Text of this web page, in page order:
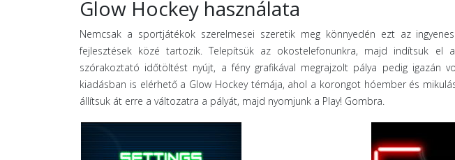
Glow Hockey használata
Nemcsak a sportjátékok szerelmesei szeretik meg könnyedén ezt az
fejlesztések közé tartozik. Telepítsük az okostelefonunkra, majd indítsuk el
szórakoztató időtöltést nyújt, a fény grafikával megrajzolt pálya pedig igazán
kiadásban is elérhető a Glow Hockey témája, ahol a korongot hóember és
állítsuk át erre a változatra a pályát, majd nyomjunk a Play! Gombra.